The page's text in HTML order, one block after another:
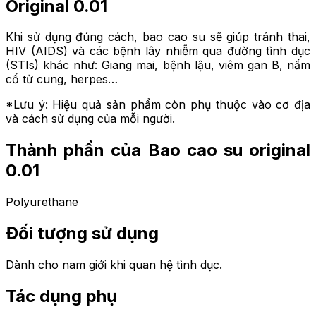
Original 0.01
Khi sử dụng đúng cách, bao cao su sẽ giúp tránh thai,
HIV (AIDS) và các bệnh lây nhiễm qua đường tình dục
(STIs) khác như: Giang mai, bệnh lậu, viêm gan B, nấm
cổ tử cung, herpes…
*Lưu ý: Hiệu quả sản phẩm còn phụ thuộc vào cơ địa
và cách sử dụng của mỗi người.
Thành phần của Bao cao su original
0.01
Polyurethane
Đối tượng sử dụng
Dành cho nam giới khi quan hệ tình dục.
Tác dụng phụ